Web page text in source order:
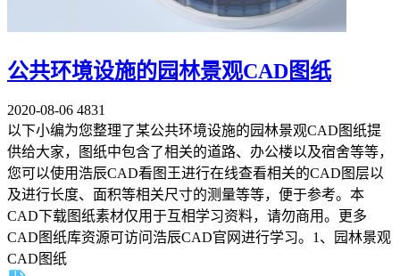
公共环境设施的园林景观CAD图纸
2020-08-06 4831
以下小编为您整理了某公共环境设施的园林景观CAD图纸提
供给大家，图纸中包含了相关的道路、办公楼以及宿舍等等，
您可以使用浩辰CAD看图王进行在线查看相关的CAD图层以
及进行长度、面积等相关尺寸的测量等等，便于参考。本
CAD下载图纸素材仅用于互相学习资料，请勿商用。更多
CAD图纸库资源可访问浩辰CAD官网进行学习。1、园林景观
CAD图纸